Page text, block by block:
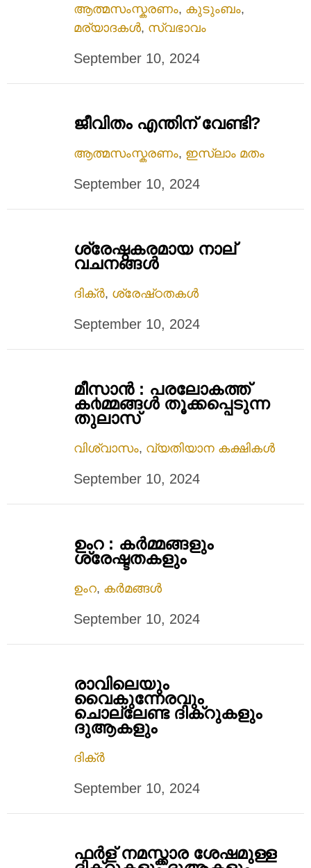
ആത്മസംസ്കരണം, കുടുംബം,
മര്യാദകൾ, സ്വഭാവം
September 10, 2024
ജീവിതം എന്തിന് വേണ്ടി?
ആത്മസംസ്കരണം, ഇസ്ലാം മതം
September 10, 2024
ശ്രേഷ്ഠകരമായ നാല്
വചനങ്ങള്‍
ദിക്ർ, ശ്രേഷ്‌ഠതകൾ
September 10, 2024
മീസാൻ : പരലോകത്ത്
ക൪മ്മങ്ങള്‍ തൂക്കപ്പെടുന്ന
തുലാസ്
വിശ്വാസം, വ്യതിയാന കക്ഷികൾ
September 10, 2024
ഉംറ : കർമ്മങ്ങളും
ശ്രേഷ്ടതകളും
ഉംറ, കർമങ്ങൾ
September 10, 2024
രാവിലെയും
വൈകുന്നേരവും
ചൊല്ലേണ്ട ദിക്റുകളും
ദുആകളും
ദിക്ർ
September 10, 2024
ഫര്‍ള് നമസ്ക്കാര ശേഷമുള്ള